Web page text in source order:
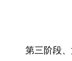
第三阶段